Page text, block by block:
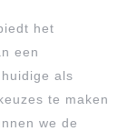
het
een
als
te maken
we de